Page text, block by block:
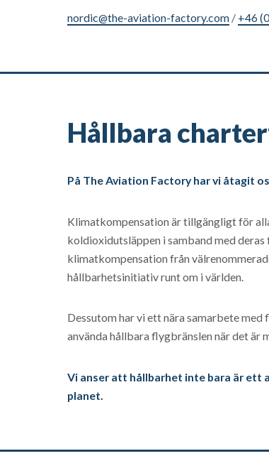
nordic@the-aviation-factory.com / +46
Hållbara
På The Aviation Factory har vi åtagit
Klimatkompensation är tillgängligt för
koldioxidutsläppen i samband med deras
klimatkompensation från
hållbarhetsinitiativ runt om i världen.
Dessutom har vi ett nära samarbete
använda hållbara flygbränslen när det
Vi anser att hållbarhet inte bara är ett
planet.